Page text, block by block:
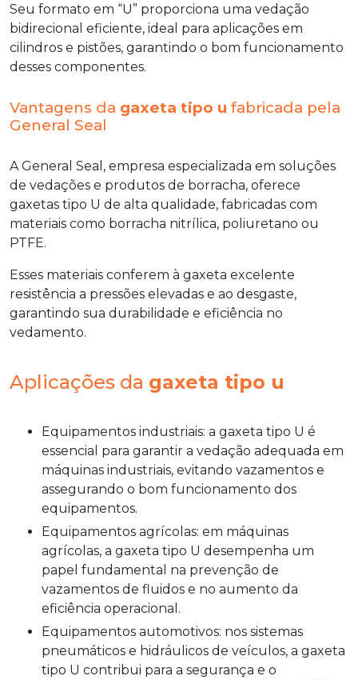
Seu formato em “U” proporciona uma vedação
bidirecional eficiente, ideal para aplicações em
cilindros e pistões, garantindo o bom funcionamento
desses componentes.
Vantagens da gaxeta tipo u fabricada pela
General Seal
A General Seal, empresa especializada em soluções
de vedações e produtos de borracha, oferece
gaxetas tipo U de alta qualidade, fabricadas com
materiais como borracha nitrílica, poliuretano ou
PTFE.
Esses materiais conferem à gaxeta excelente
resistência a pressões elevadas e ao desgaste,
garantindo sua durabilidade e eficiência no
vedamento.
Aplicações da gaxeta tipo u
Equipamentos industriais: a gaxeta tipo U é
essencial para garantir a vedação adequada em
máquinas industriais, evitando vazamentos e
assegurando o bom funcionamento dos
equipamentos.
Equipamentos agrícolas: em máquinas
agrícolas, a gaxeta tipo U desempenha um
papel fundamental na prevenção de
vazamentos de fluidos e no aumento da
eficiência operacional.
Equipamentos automotivos: nos sistemas
pneumáticos e hidráulicos de veículos, a gaxeta
tipo U contribui para a segurança e o